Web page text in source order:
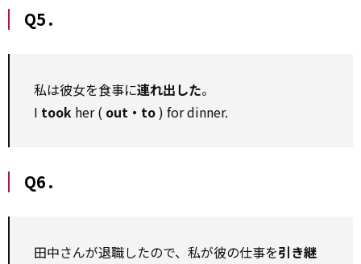
Q5．
私は彼女を食事に連れ出した。
I took her ( out・to) for dinner.
Q6．
田中さんが退職したので、私が彼の仕事を引き継